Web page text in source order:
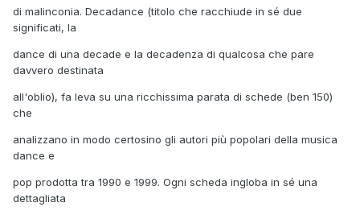
di malinconia. Decadance (titolo che racchiude in sé due
significati, la
dance di una decade e la decadenza di qualcosa che pare
davvero destinata
all'oblio), fa leva su una ricchissima parata di schede (ben 150)
che
analizzano in modo certosino gli autori più popolari della musica
dance e
pop prodotta tra 1990 e 1999. Ogni scheda ingloba in sé una
dettagliata